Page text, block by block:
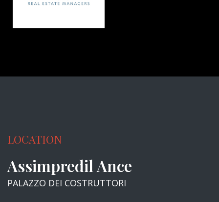
LOCATION
Assimpredil Ance
PALAZZO DEI COSTRUTTORI